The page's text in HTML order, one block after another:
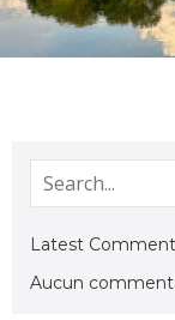
Latest
Aucun